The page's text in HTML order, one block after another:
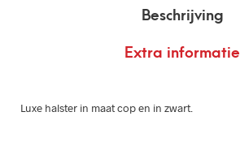
Beschrijving
Extra informatie
Luxe halster in maat cop en in zwart.